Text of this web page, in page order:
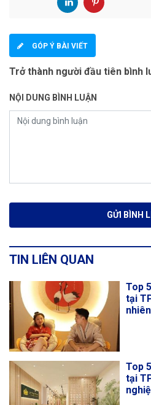
GÓP Ý BÀI VIẾT
Trở thành người đầu tiên bình
NỘI DUNG BÌNH LUẬN
TIN LIÊN QUAN
Top
tại
Top
tại